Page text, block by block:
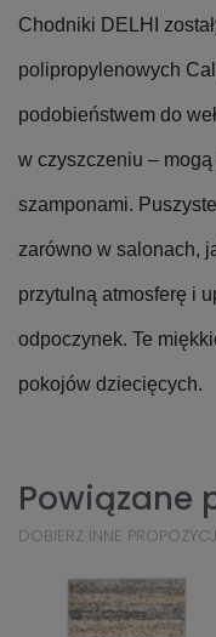
Chodniki DELHI
polipropylenowych
podobieństwem do
w czyszczeniu –
szamponami.
zarówno w salonach,
przytulną atmosferę i
odpoczynek. Te
pokojów dziecięcych.
Powiązane
DOBIERZ INNE